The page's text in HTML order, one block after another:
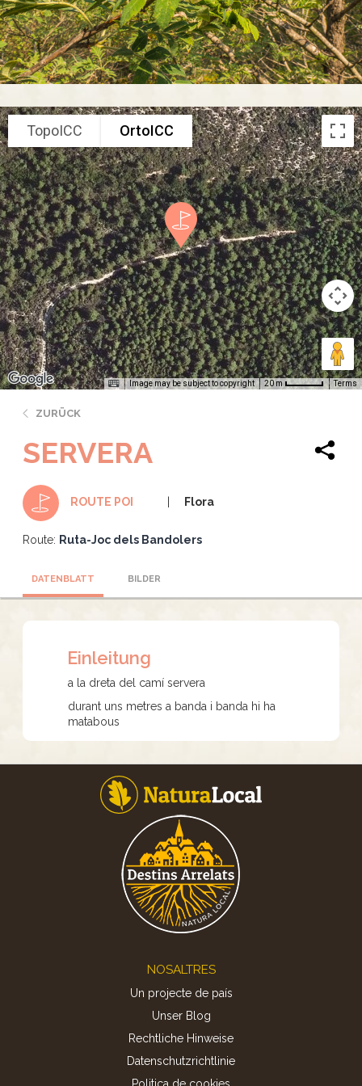
TopoICC OrtoICC
Image may be subject to copyright 20 m Terms
ZURÜCK
SERVERA
ROUTE POI Flora
Route: Ruta-Joc dels Bandolers
DATENBLATT BILDER
Einleitung
a la dreta del camí servera
durant uns metres a banda i banda hi ha
matabous
NOSALTRES
Un projecte de país
Unser Blog
Rechtliche Hinweise
Datenschutzrichtlinie
Politica de cookies